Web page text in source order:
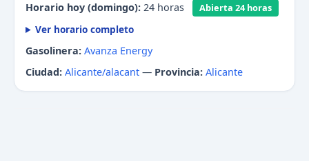
Horario hoy (domingo): 24 horas Abierta 24 horas
Ver horario completo
Gasolinera: Avanza Energy
Ciudad: Alicante/alacant — Provincia: Alicante